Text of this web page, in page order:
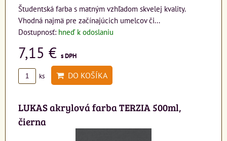
Študentská farba s matným vzhľadom skvelej kvality.
Vhodná najmä pre začínajúcich umelcov či...
Dostupnosť: hneď k odoslaniu
7,15 € s DPH
ks DO KOŠÍKA
LUKAS akrylová farba TERZIA 500ml,
čierna